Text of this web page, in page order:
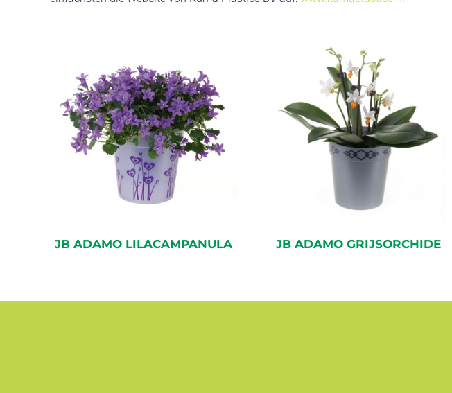
JB ADAMO LILACAMPANULA JB ADAMO GRIJSORCHIDE